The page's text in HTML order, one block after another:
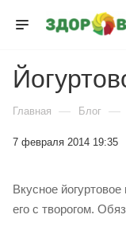
Главная — Блог —
7 февраля 2014 19:35
Вкусное
его с творогом.